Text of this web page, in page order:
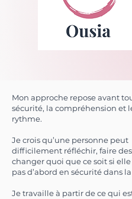
Mon approche repose avant
sécurité, la compréhension et
rythme.
Je crois qu’une personne peut
difficilement réfléchir, faire
changer quoi que ce soit si elle
pas d’abord en sécurité dans
Je travaille à partir de ce qui